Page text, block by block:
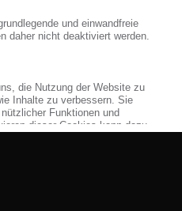
die Preisentwicklung für
Produkte,
geeignete
sowie nützlichen Service-
und Veranstaltungen.